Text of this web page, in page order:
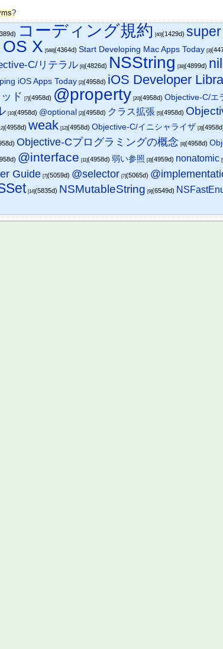
?
コーディング規約 [40](1429d)super
X [588](4364d)Start Developing Mac Apps Today [3]
C/リテラル [6](4826d) NSString [38](4899d) nil
iOS Apps Today [2](4958d) iOS Developer
ド [7](4958d) @property [20](4958d)Objective-C/エ
[10](4958d) @optional [2](4958d) クラス拡張 [5](4958d)
(4958d) weak [12](4958d)Objective-C/イニシャライザ [3]
Objective-Cプログラミングの概念 [8](4958d)
@interface [11](4958d)弱い参照 [3](4959d) nonatomic
Guide [7](5059d) @selector [7](5065d)
[14](5835d) NSMutableString [9](6549d)